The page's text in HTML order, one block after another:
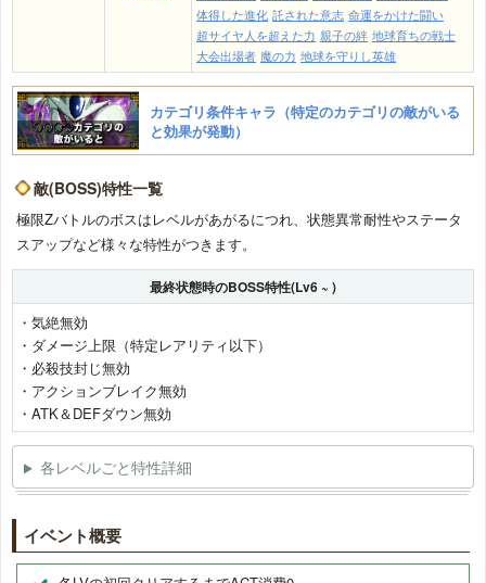
体得した進化 託された意志 命運をかけた闘い
超サイヤ人を超えた力 親子の絆 地球育ちの戦士
大会出場者 魔の力 地球を守りし英雄
カテゴリ条件キャラ（特定のカテゴリの敵がいる
と効果が発動）
敵(BOSS)特性一覧
極限Zバトルのボスはレベルがあがるにつれ、状態異常耐性やステータ
スアップなど様々な特性がつきます。
最終状態時のBOSS特性(Lv6 ~ )
・気絶無効
・ダメージ上限（特定レアリティ以下）
・必殺技封じ無効
・アクションブレイク無効
・ATK＆DEFダウン無効
各レベルごと特性詳細
イベント概要